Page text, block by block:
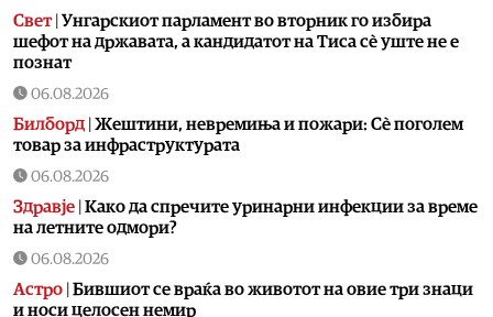
Свет| Унгарскиот парламент во вторник го избира
шефот на државата, а кандидатот на Тиса сè уште не е
познат
06.08.2026
Билборд | Жештини, невремиња и пожари: Сè поголем
товар за инфраструктурата
06.08.2026
Здравје | Како да спречите уринарни инфекции за време
на летните одмори?
06.08.2026
Астро | Бившиот се враќа во животот на овие три знаци
и носи целосен немир